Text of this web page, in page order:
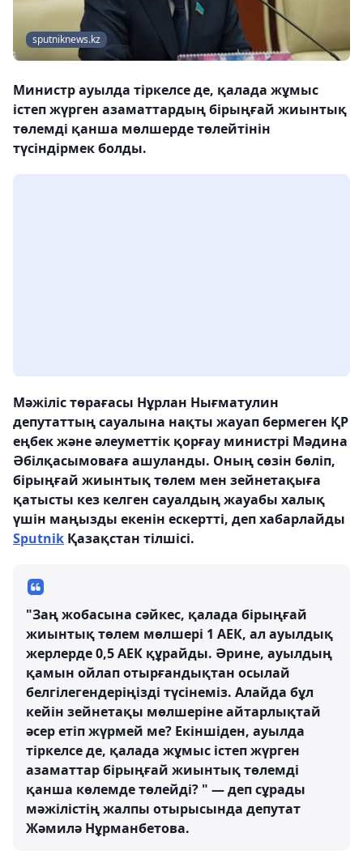
sputniknews.kz
Министр ауылда тіркелсе де, қалада жұмыс
істеп жүрген азаматтардың бірыңғай жиынтық
төлемді қанша мөлшерде төлейтінін
түсіндірмек болды.
Мәжіліс төрағасы Нұрлан Нығматулин
депутаттың сауалына нақты жауап бермеген ҚР
еңбек және әлеуметтік қорғау министрі Мәдина
Әбілқасымоваға ашуланды. Оның сөзін бөліп,
бірыңғай жиынтық төлем мен зейнетақыға
қатысты кез келген сауалдың жауабы халық
үшін маңызды екенін ескертті, деп хабарлайды
Sputnik Қазақстан тілшісі.
"Заң жобасына сәйкес, қалада бірыңғай
жиынтық төлем мөлшері 1 АЕК, ал ауылдық
жерлерде 0,5 АЕК құрайды. Әрине, ауылдың
қамын ойлап отырғандықтан осылай
белгілегендеріңізді түсінеміз. Алайда бұл
кейін зейнетақы мөлшеріне айтарлықтай
әсер етіп жүрмей ме? Екіншіден, ауылда
тіркелсе де, қалада жұмыс істеп жүрген
азаматтар бірыңғай жиынтық төлемді
қанша көлемде төлейді? " — деп сұрады
мәжілістің жалпы отырысында депутат
Жәмилә Нұрманбетова.